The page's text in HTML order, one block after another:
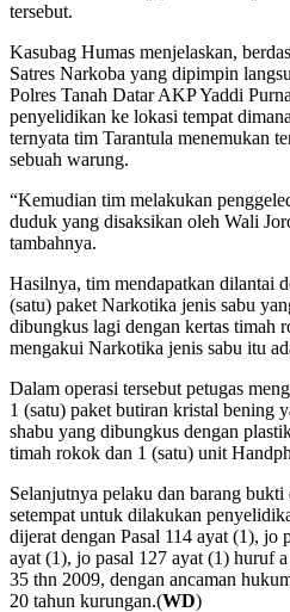
tersebut.
Kasubag Humas menjelaskan,
Satres Narkoba yang dipimpin
Polres Tanah Datar AKP Yaddi
penyelidikan ke lokasi tempat
ternyata tim Tarantula menemukan
sebuah warung.
“Kemudian tim melakukan
duduk yang disaksikan oleh Wali
tambahnya.
Hasilnya, tim mendapatkan dilantai
(satu) paket Narkotika jenis sabu
dibungkus lagi dengan kertas timah
mengakui Narkotika jenis sabu itu
Dalam operasi tersebut petugas
1 (satu) paket butiran kristal bening
shabu yang dibungkus dengan
timah rokok dan 1 (satu) unit
Selanjutnya pelaku dan barang
setempat untuk dilakukan
dijerat dengan Pasal 114 ayat (1), jo
ayat (1), jo pasal 127 ayat (1) huruf
35 thn 2009, dengan ancaman
20 tahun kurungan.(WD)